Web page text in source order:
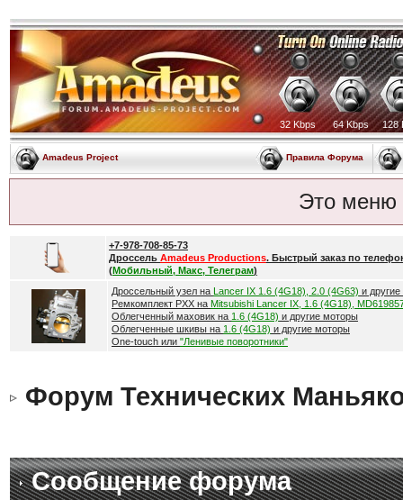
32 Kbps 64 Kbps 128
Amadeus Project Правила Форума
Это меню
+7-978-708-85-73
Дроссель Amadeus Productions. Быстрый заказ по
(Мобильный, Макс, Телеграм)
Дроссельный узел на Lancer IX 1.6 (4G18), 2.0 (4G63) и
Ремкомплект РХХ на Mitsubishi Lancer IX, 1.6 (4G18),
Облегченный маховик на 1.6 (4G18) и другие моторы
Облегченные шкивы на 1.6 (4G18) и другие моторы
One-touch или "Ленивые поворотники"
Форум Технических
Сообщение форума